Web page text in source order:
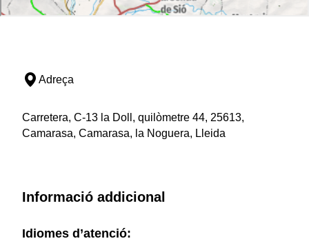
Adreça
Carretera, C-13 la Doll, quilòmetre 44, 25613,
Camarasa, Camarasa, la Noguera, Lleida
Informació addicional
Idiomes d’atenció: